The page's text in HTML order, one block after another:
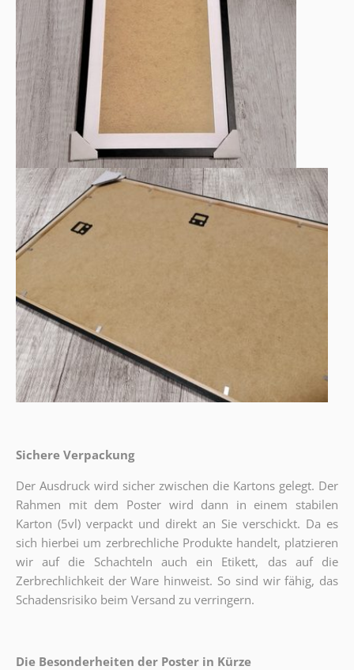
Sichere Verpackung
Der Ausdruck wird sicher zwischen die Kartons gelegt. Der
Rahmen mit dem Poster wird dann in einem stabilen
Karton (5vl) verpackt und direkt an Sie verschickt. Da es
sich hierbei um zerbrechliche Produkte handelt, platzieren
wir auf die Schachteln auch ein Etikett, das auf die
Zerbrechlichkeit der Ware hinweist. So sind wir fähig, das
Schadensrisiko beim Versand zu verringern.
Die Besonderheiten der Poster in Kürze